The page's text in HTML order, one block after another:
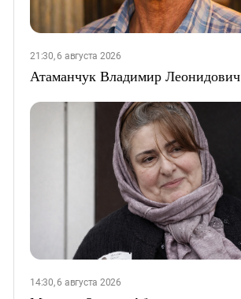
21:30, 6 августа 2026
Атаманчук Владимир Леонидович
14:30, 6 августа 2026